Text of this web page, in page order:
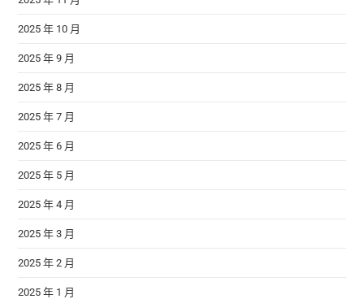
2025 年 10 月
2025 年 9 月
2025 年 8 月
2025 年 7 月
2025 年 6 月
2025 年 5 月
2025 年 4 月
2025 年 3 月
2025 年 2 月
2025 年 1 月